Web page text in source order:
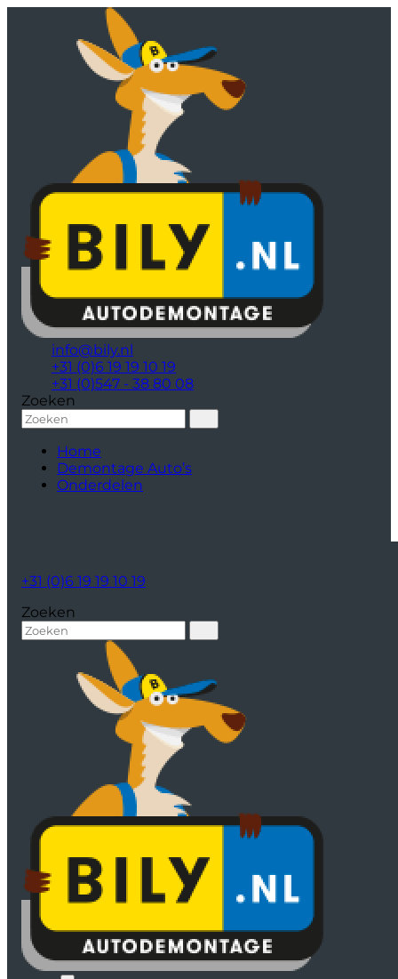
info@bily.nl
+31 (0)6 19 19 10 19
+31 (0)547 - 38 80 08
Zoeken
Home
Demontage Auto’s
Onderdelen
+31 (0)6 19 19 10 19
Zoeken